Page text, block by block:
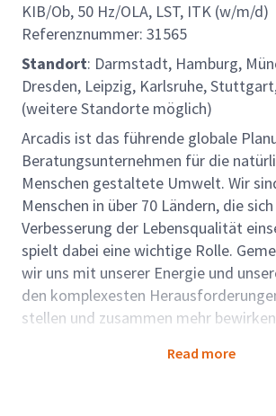
KIB/Ob, 50 Hz/OLA, LST, ITK (w/m/d)
Referenznummer: 31565
Standort: Darmstadt, Hamburg,
Dresden, Leipzig, Karlsruhe,
(weitere Standorte möglich)
Arcadis ist das führende globale
Beratungsunternehmen für die
Menschen gestaltete Umwelt. Wir
Menschen in über 70 Ländern, die
Verbesserung der Lebensqualität
spielt dabei eine wichtige Rolle.
wir uns mit unserer Energie und
den komplexesten
stellen und zusammen mehr
:Read more